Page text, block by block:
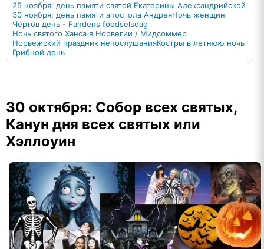
25 ноября: день памяти святой Екатерины Александрийской
30 ноября: день памяти апостола АндреяНочь женщин
Чёртов день - Fandens foedselsdag
Ночь святого Ханса в Норвегии / Мидсоммер
Норвежский праздник непослушанияКостры в летнюю ночь
Грибной день
30 октября: Собор всех святых,
Канун дня всех святых или
Хэллоуин